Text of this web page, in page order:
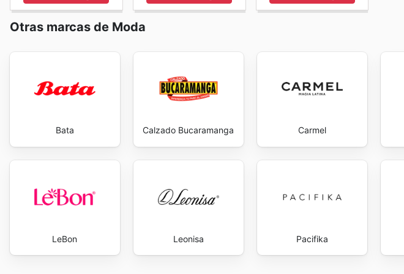
Otras marcas de Moda
Bata Calzado Bucaramanga Carmel
LeBon Leonisa Pacifika